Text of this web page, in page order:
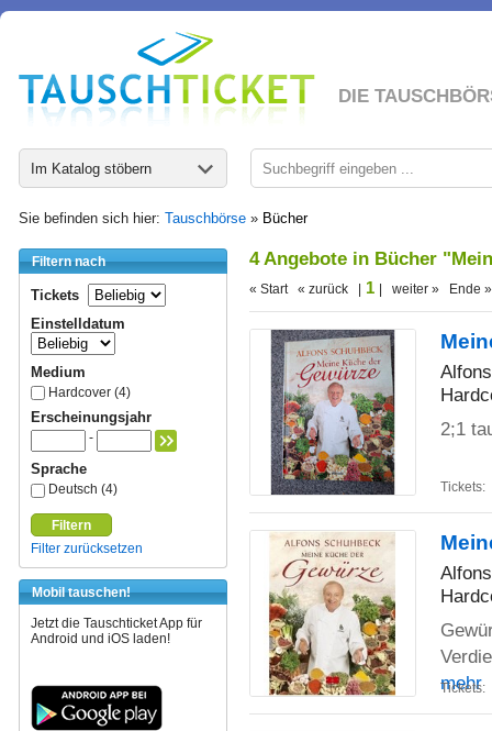
DIE
Im Katalog stöbern
Sie befinden sich hier: Tauschbörse » Bücher
Filtern nach
Tickets
Einstelldatum
Medium
Hardcover (4)
Erscheinungsjahr
-
Sprache
Deutsch (4)
Filtern
Filter zurücksetzen
Mobil tauschen!
Jetzt die Tauschticket App für
Android und iOS laden!
4 Angebote in Bücher
« Start « zurück | 1 | weiter » Ende »
2;1
Tickets:
mehr
Tickets: